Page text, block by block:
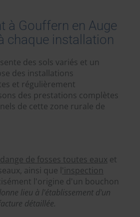
à Gouffern en Auge
chaque installation
des sols variés et un
des installations
et régulièrement
des prestations complètes
de cette zone rurale de
de fosses toutes eaux et
ainsi que l 'inspection
l'origine d'un bouchon
lieu à l'établissement d'un
détaillée.